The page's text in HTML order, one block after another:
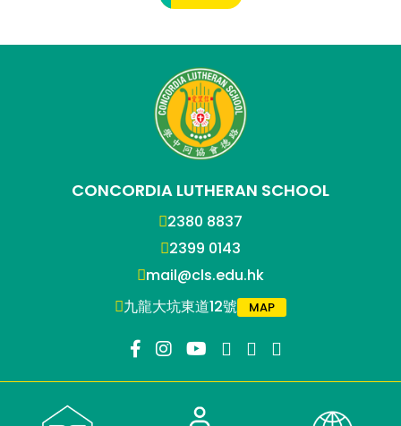
CONCORDIA LUTHERAN SCHOOL
2380 8837
2399 0143
mail@cls.edu.hk
九龍大坑東道12號
MAP